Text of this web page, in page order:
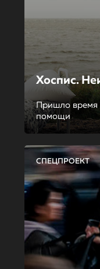
Хоспис.
Пришло время
помощи
СПЕЦПРОЕКТ